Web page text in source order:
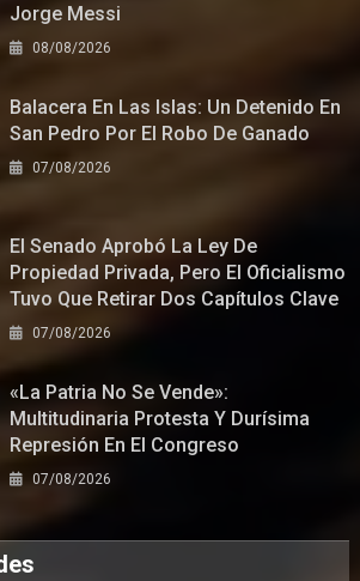
Jorge Messi
08/08/2026
Balacera En Las Islas: Un Detenido En
San Pedro Por El Robo De Ganado
07/08/2026
El Senado Aprobó La Ley De
Propiedad Privada, Pero El Oficialismo
Tuvo Que Retirar Dos Capítulos Clave
07/08/2026
«La Patria No Se Vende»:
Multitudinaria Protesta Y Durísima
Represión En El Congreso
07/08/2026